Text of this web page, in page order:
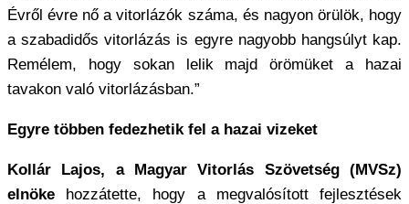
Évről évre nő a vitorlázók száma, és nagyon örülök, hogy
a szabadidős vitorlázás is egyre nagyobb hangsúlyt kap.
Remélem, hogy sokan lelik majd örömüket a hazai
tavakon való vitorlázásban.”
Egyre többen fedezhetik fel a hazai vizeket
Kollár Lajos, a Magyar Vitorlás Szövetség (MVSz)
elnöke hozzátette, hogy a megvalósított fejlesztések